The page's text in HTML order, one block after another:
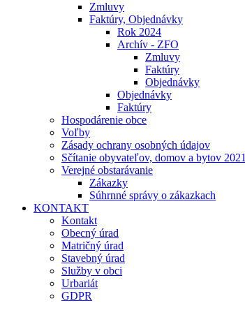
Zmluvy
Faktúry, Objednávky
Rok 2024
Archív - ZFO
Zmluvy
Faktúry
Objednávky
Objednávky
Faktúry
Hospodárenie obce
Voľby
Zásady ochrany osobných údajov
Sčítanie obyvateľov, domov a bytov 2021
Verejné obstarávanie
Zákazky
Súhrnné správy o zákazkach
KONTAKT
Kontakt
Obecný úrad
Matričný úrad
Stavebný úrad
Služby v obci
Urbariát
GDPR